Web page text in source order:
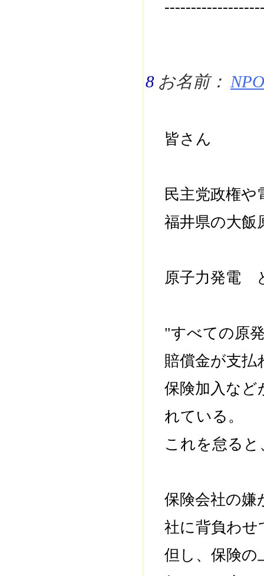
8 お名前：
皆さん
民主党政権
福井県の大飯
原子力発電
"すべての原
賠償金が支払
保険加入など
れている。
これを怠る
保険会社の
社に背負わせ
但し、保険